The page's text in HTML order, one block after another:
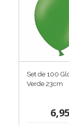
Set de 100
Verde 23cm